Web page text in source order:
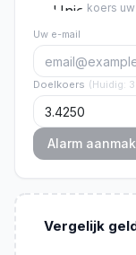
koers
Uw e-mail
Doelkoers (Huidig:
Alarm
Vergelijk